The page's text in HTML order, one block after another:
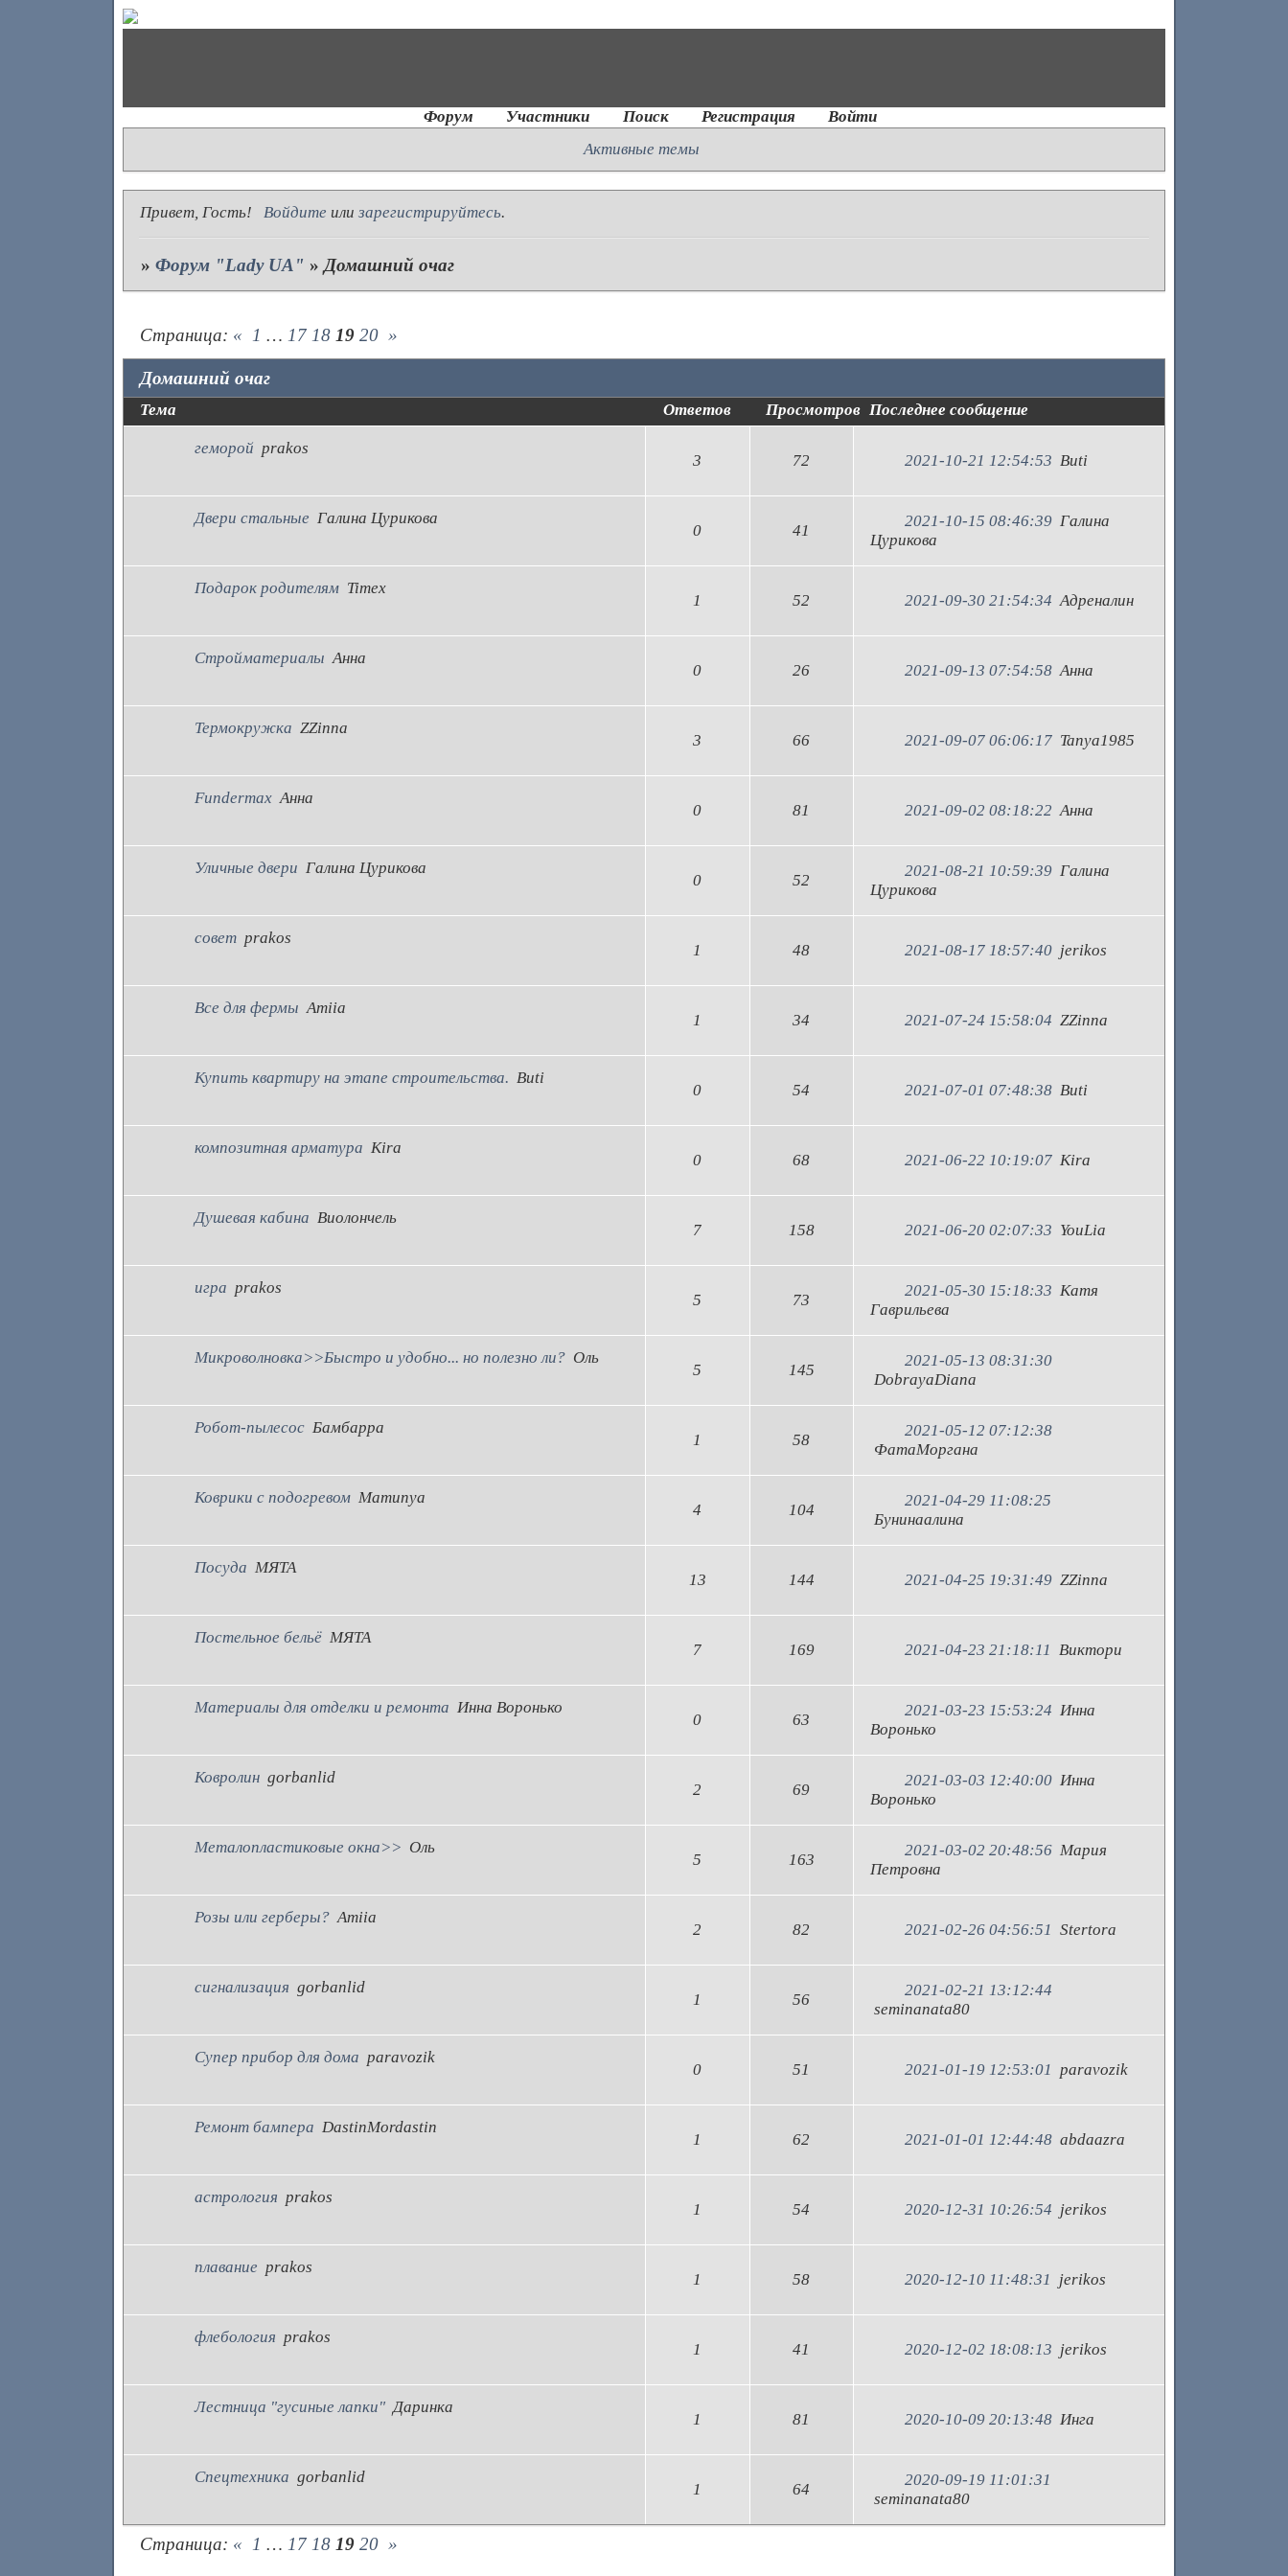
Форум Участники Поиск Регистрация
Войти
Активные темы
Привет, Гость! Войдите илизарегистрируйтесь.
»Форум "Lady UA" » Домашний очаг
Домашний очаг
Страница: « 1 … 17 18 19 20 »
Тема Ответов Просмотров Последнее сообщение
геморой prakos
3 72 2021-10-21 12:54:53 Buti
Двери стальные Галина Цурикова
0 41
2021-10-15 08:46:39 Галина
Цурикова
Подарок родителям Timex
1 52 2021-09-30 21:54:34 Адреналин
Стройматериалы Анна
0 26 2021-09-13 07:54:58 Анна
Термокружка ZZinna
3 66 2021-09-07 06:06:17 Tanya1985
Fundermax Анна
0 81 2021-09-02 08:18:22 Анна
Уличные двери Галина Цурикова
0 52
2021-08-21 10:59:39 Галина
Цурикова
совет prakos
1 48 2021-08-17 18:57:40 jerikos
Все для фермы Amiia
1 34 2021-07-24 15:58:04 ZZinna
Купить квартиру на этапе строительства. Buti
0 54 2021-07-01 07:48:38 Buti
композитная арматура Kira
0 68 2021-06-22 10:19:07 Kira
Душевая кабина Виолончель
7 158 2021-06-20 02:07:33 YouLia
игра prakos
5 73
2021-05-30 15:18:33 Катя
Гаврильева
Микроволновка>>Быстро и удобно... но полезно ли? Оль
5 145
2021-05-13 08:31:30
DobrayaDiana
Робот-пылесос Бамбарра
1 58
2021-05-12 07:12:38
ФатаМоргана
Коврики с подогревом Mamunya
4 104
2021-04-29 11:08:25
Бунинаалина
Посуда МЯТА
13 144 2021-04-25 19:31:49 ZZinna
Постельное бельё МЯТА
7 169 2021-04-23 21:18:11 Виктори
Материалы для отделки и ремонта Инна Воронько
0 63
2021-03-23 15:53:24 Инна
Воронько
Ковролин gorbanlid
2 69
2021-03-03 12:40:00 Инна
Воронько
Металопластиковые окна>> Оль
5 163
2021-03-02 20:48:56 Мария
Петровна
Розы или герберы? Amiia
2 82 2021-02-26 04:56:51 Stertora
сигнализация gorbanlid
1 56
2021-02-21 13:12:44
seminanata80
Супер прибор для дома paravozik
0 51 2021-01-19 12:53:01 paravozik
Ремонт бампера DastinMordastin
1 62 2021-01-01 12:44:48 abdaazra
астрология prakos
1 54 2020-12-31 10:26:54 jerikos
плавание prakos
1 58 2020-12-10 11:48:31 jerikos
флебология prakos
1 41 2020-12-02 18:08:13 jerikos
Лестница "гусиные лапки" Даринка
1 81 2020-10-09 20:13:48 Инга
Спецтехника gorbanlid
1 64
2020-09-19 11:01:31
seminanata80
Страница: « 1 … 17 18 19 20 »